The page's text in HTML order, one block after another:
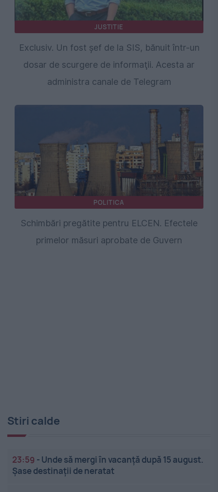
JUSTITIE
Exclusiv. Un fost şef de la SIS, bănuit într-un
dosar de scurgere de informaţii. Acesta ar
administra canale de Telegram
POLITICA
Schimbări pregătite pentru ELCEN. Efectele
primelor măsuri aprobate de Guvern
Stiri calde
23:59 - Unde să mergi în vacanță după 15 august.
Șase destinații de neratat